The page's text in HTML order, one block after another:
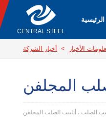
CENTRAL STEEL
الأخبار > أخبار الشركة